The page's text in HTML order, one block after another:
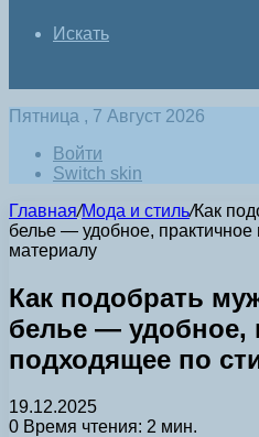
Искать
Пятница , 7 Август 2026
Войти
Switch skin
Главная/Мода и стиль/Как
белье — удобное,
материалу
Как подобрать
белье — удобное,
подходящее по
19.12.2025
0 Время чтения: 2 мин.